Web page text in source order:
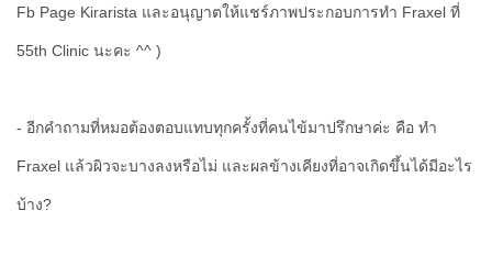
Fb Page Kirarista และอนุญาตให้แชร์ภาพประกอบการทำ Fraxel ที่
55th Clinic นะคะ ^^ )
- อีกคำถามที่หมอต้องตอบแทบทุกครั้งที่คนไข้มาปรึกษาค่ะ คือ ทำ
Fraxel แล้วผิวจะบางลงหรือไม่ และผลข้างเคียงที่อาจเกิดขึ้นได้มีอะไร
บ้าง?